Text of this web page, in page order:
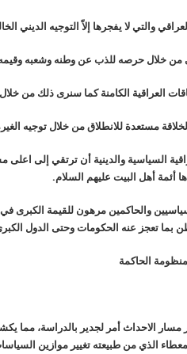
والتي لا يفجرها إلاّ التوجيه الديني
خلال حرصه للذب عن وطنه وشعبه
العراقية الكامنة كما سنرى ذلك من خلال
مستعدة للانطلاق من خلال توجيه
السياسية والدينية أن ترتقي إلى اعلى
أئمة أهل البيت عليهم السلام.
والحاكمين مرهون للقيمة
بما تعجز عنه الحكومات وحتى الدول
الحاكمة
مسار الاحداث أمر لجدير بالدراسة، مما
الذي من طبيعته تغيير موازين